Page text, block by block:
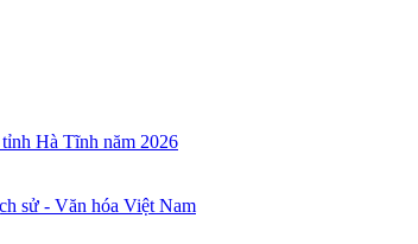
Hà Tĩnh năm 2026
sử - Văn hóa Việt Nam